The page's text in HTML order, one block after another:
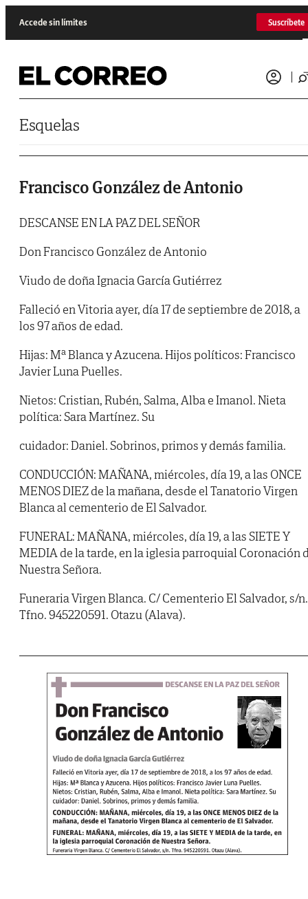
Accede sin límites Suscríbete
Esquelas
Francisco González de Antonio
DESCANSE EN LA PAZ DEL SEÑOR
Don Francisco González de Antonio
Viudo de doña Ignacia García Gutiérrez
Falleció en Vitoria ayer, día 17 de septiembre de 2018, a
los 97 años de edad.
Hijas: Mª Blanca y Azucena. Hijos políticos: Francisco
Javier Luna Puelles.
Nietos: Cristian, Rubén, Salma, Alba e Imanol. Nieta
política: Sara Martínez. Su
cuidador: Daniel. Sobrinos, primos y demás familia.
CONDUCCIÓN: MAÑANA, miércoles, día 19, a las ONCE
MENOS DIEZ de la mañana, desde el Tanatorio Virgen
Blanca al cementerio de El Salvador.
FUNERAL: MAÑANA, miércoles, día 19, a las SIETE Y
MEDIA de la tarde, en la iglesia parroquial Coronación
Nuestra Señora.
Funeraria Virgen Blanca. C/ Cementerio El Salvador, s/n.
Tfno. 945220591. Otazu (Alava).